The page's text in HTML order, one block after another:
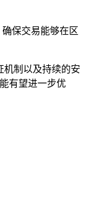
保交易能够在区
机制以及持续的安
有望进一步优